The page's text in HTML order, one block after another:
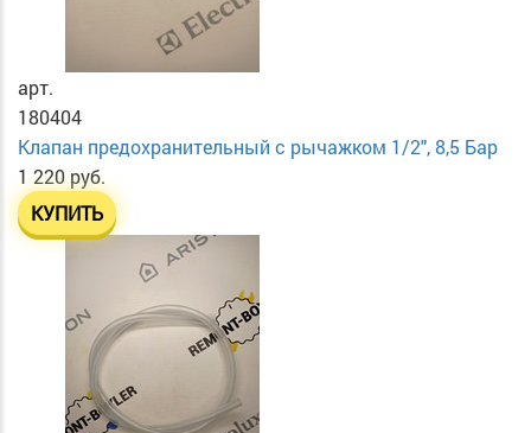
арт.
180404
Клапан предохранительный с рычажком 1/2", 8,5 Бар
1 220 руб.
КУПИТЬ